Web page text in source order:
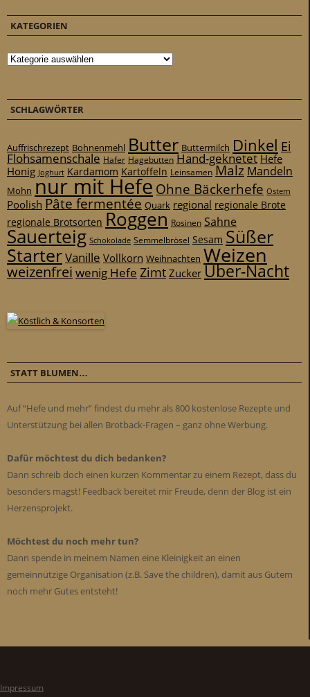
KATEGORIEN
Kategorien
SCHLAGWÖRTER
Auffrischrezept Bohnenmehl Butter Buttermilch Dinkel Ei
Flohsamenschale Hafer Hagebutten Hand-geknetet Hefe
Honig Joghurt Kardamom Kartoffeln Leinsamen Malz Mandeln
Mohn nur mit Hefe Ohne Bäckerhefe Ostern
Poolish Pâte fermentée Quark regional regionale Brote
regionale Brotsorten Roggen Rosinen Sahne
Sauerteig Schokolade Semmelbrösel Sesam Süßer
StarterVanille Vollkorn Weihnachten Weizen
weizenfrei wenig Hefe ZimtZuckerÜber-Nacht
STATT BLUMEN…
Auf “Hefe und mehr” findest du mehr als 800 kostenlose Rezepte und
Unterstützung bei allen Brotback-Fragen – ganz ohne Werbung.
Dafür möchtest du dich bedanken?
Dann schreib doch einen kurzen Kommentar zu einem Rezept, dass du
besonders magst! Feedback bereitet mir Freude, denn der Blog ist ein
Herzensprojekt.
Möchtest du noch mehr tun?
Dann spende in meinem Namen eine Kleinigkeit an einen
gemeinnützige Organisation (z.B. Save the children), damit aus Gutem
noch mehr Gutes entsteht!
Impressum